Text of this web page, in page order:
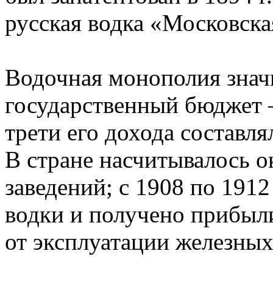
русская водка
Водочная монополия
государственный бюджет
трети его дохода
В стране насчитывалось
заведений; с 1908 по
водки и получено
от эксплуатации